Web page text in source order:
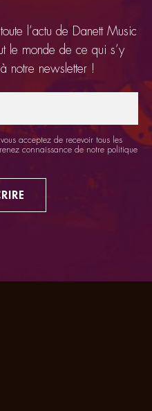
l’actu de Danett Music
le monde de ce qui s’y
notre newsletter !
acceptez de recevoir tous les
connaissance de notre politique